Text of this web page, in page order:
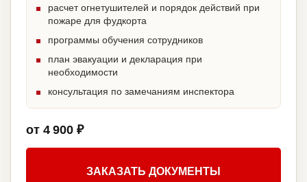
расчет огнетушителей и порядок действий при
пожаре для фудкорта
программы обучения сотрудников
план эвакуации и декларация при
необходимости
консультация по замечаниям инспектора
от 4 900 ₽
ЗАКАЗАТЬ ДОКУМЕНТЫ